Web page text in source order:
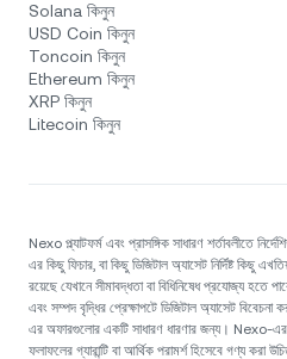
Solana কিনুন
USD Coin কিনুন
Toncoin কিনুন
Ethereum কিনুন
XRP কিনুন
Litecoin কিনুন
Nexo প্ল্যাটফর্ম এবং প্রাসঙ্গিক সাধারণ শর্তাবলীতে
এর কিছু ফিচার, বা কিছু ডিজিটাল অ্যাসেট নির্দিষ্ট কিছু
রয়েছে যেখানে সীমাবদ্ধতা বা বিধিনিষেধ প্রযোজ্য হতে
এবং সম্পদ বৃদ্ধির প্রেক্ষাপটে ডিজিটাল অ্যাসেট
এর অফারগুলোর একটি সাধারণ ধারণার জন্য। Nexo-
ফলাফলের গ্যারান্টি বা আর্থিক পরামর্শ হিসেবে গণ্য করা